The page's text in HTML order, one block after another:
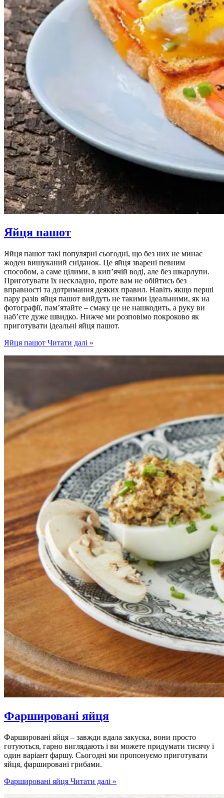
Яйця пашот
Яйця пашот такі популярні сьогодні, що без них не минає
жоден вишуканий сніданок. Це яйця зварені певним
способом, а саме цілими, в кип’ячій воді, але без шкарлупи.
Приготувати їх нескладно, проте вам не обійтись без
вправності та дотримання деяких правил. Навіть якщо перші
пару разів яйця пашот вийдуть не такими ідеальними, як на
фотографії, пам’ятайте – смаку це не нашкодить, а руку ви
наб’єте дуже швидко. Нижче ми розповімо покроково як
приготувати ідеальні яйця пашот.
Яйця пашот Читати далі »
Фаршировані яйця
Фаршировані яйця – завжди вдала закуска, вони просто
готуються, гарно виглядають і ви можете придумати тисячу і
один варіант фаршу. Сьогодні ми пропонуємо приготувати
яйця, фаршировані грибами.
Фаршировані яйця Читати далі »